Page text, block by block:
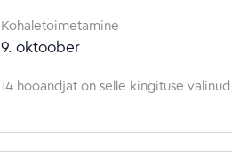
Kohaletoimetamine
9. oktoober
14 hooandjat on selle kingituse valinud